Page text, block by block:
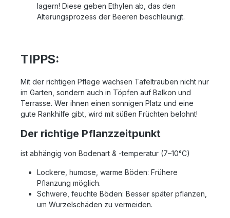
lagern! Diese geben Ethylen ab, das den
Alterungsprozess der Beeren beschleunigt.
TIPPS:
Mit der richtigen Pflege wachsen Tafeltrauben nicht nur
im Garten, sondern auch in Töpfen auf Balkon und
Terrasse. Wer ihnen einen sonnigen Platz und eine
gute Rankhilfe gibt, wird mit süßen Früchten belohnt!
Der richtige Pflanzzeitpunkt
ist abhängig von Bodenart & -temperatur (7–10°C)
Lockere, humose, warme Böden: Frühere
Pflanzung möglich.
Schwere, feuchte Böden: Besser später pflanzen,
um Wurzelschäden zu vermeiden.